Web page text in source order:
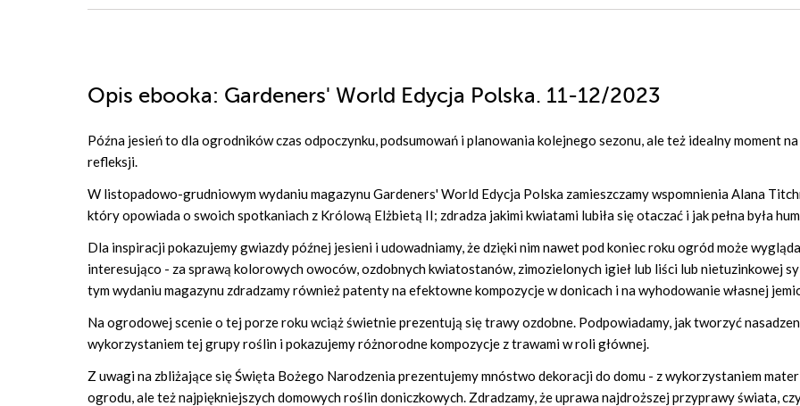
Opis ebooka: Gardeners' World Edycja Polska. 11-12/2023
Późna jesień to dla ogrodników czas odpoczynku, podsumowań i planowania kolejnego sezonu, ale też idealny moment
refleksji.
W listopadowo-grudniowym wydaniu magazynu Gardeners' World Edycja Polska zamieszczamy wspomnienia Alana
który opowiada o swoich spotkaniach z Królową Elżbietą II; zdradza jakimi kwiatami lubiła się otaczać i jak pełna była
Dla inspiracji pokazujemy gwiazdy późnej jesieni i udowadniamy, że dzięki nim nawet pod koniec roku ogród może
interesująco - za sprawą kolorowych owoców, ozdobnych kwiatostanów, zimozielonych igieł lub liści lub nietuzinkowej
tym wydaniu magazynu zdradzamy również patenty na efektowne kompozycje w donicach i na wyhodowanie własnej
Na ogrodowej scenie o tej porze roku wciąż świetnie prezentują się trawy ozdobne. Podpowiadamy, jak tworzyć
wykorzystaniem tej grupy roślin i pokazujemy różnorodne kompozycje z trawami w roli głównej.
Z uwagi na zbliżające się Święta Bożego Narodzenia prezentujemy mnóstwo dekoracji do domu - z wykorzystaniem
ogrodu, ale też najpiękniejszych domowych roślin doniczkowych. Zdradzamy, że uprawa najdroższej przyprawy świata,